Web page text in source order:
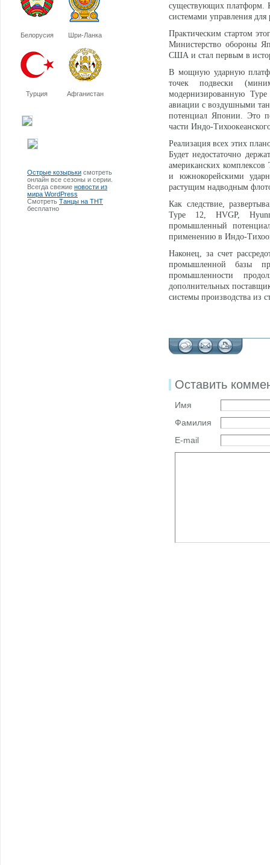
Белорусия Шри-Ланка
Турция Афганистан
Острые козырьки смотреть
онлайн все сезоны и серии.
Всегда свежие новости из
мира WordPress
Смотреть Танцы на ТНТ
бесплатно
существующих платформ.
системами управления для
Практическим стартом
Министерство обороны
США и стал первым в
В мощную ударную
точек подвески
модернизированную
авиации с воздушными
потенциал Японии. Это
части Индо-
Реализация всех этих
Будет недостаточно
американских
и южнокорейскими
растущим надводным
Как следствие,
Type 12, HVGP,
промышленный
применению в Индо-
Наконец, за счет
промышленной базы
промышленности
дополнительных
системы производства из
Оставить
Имя
Фамилия
E-mail